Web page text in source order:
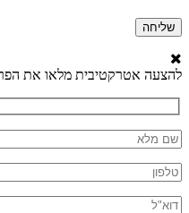
להצעה אטרקטיבית מלאו את